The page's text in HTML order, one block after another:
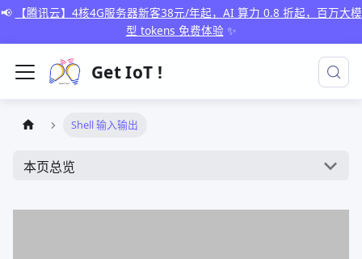
📢
【腾讯云】4核4G服务器新客38元/年起，AI 算力 0.8 折起，百万大模
型 tokens 免费体验 ✨
Get IoT !
Shell 输入输出
本页总览